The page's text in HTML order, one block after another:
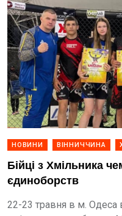
НОВИНИ ВІННИЧЧИНА
Бійці з Хмільника
єдиноборств
22-23 травня в м. Одеса